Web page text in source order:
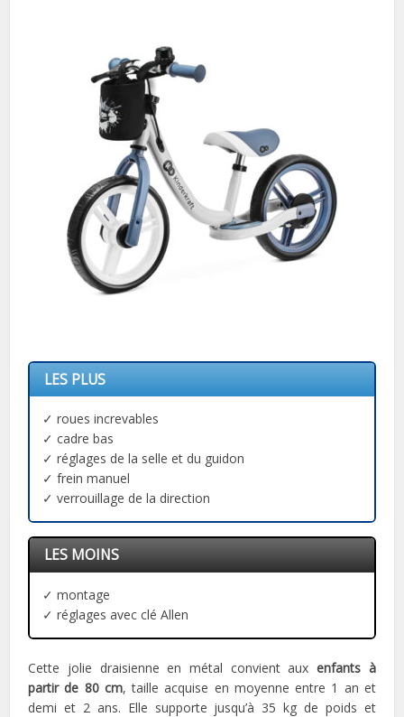
LES PLUS
✓ roues increvables
✓ cadre bas
✓ réglages de la selle et du guidon
✓ frein manuel
✓ verrouillage de la direction
LES MOINS
✓ montage
✓ réglages avec clé Allen
Cette jolie draisienne en métal convient auxenfants à
partir de 80 cm, taille acquise en moyenne entre 1 an et
demi et 2 ans. Elle supporte jusqu’à 35 kg de poids et